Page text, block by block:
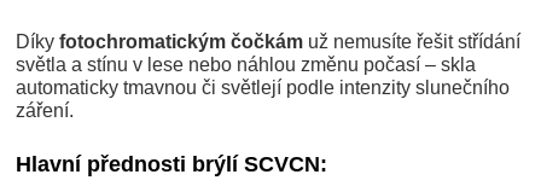
Díky fotochromatickým čočkám už nemusíte řešit střídání
světla a stínu v lese nebo náhlou změnu počasí – skla
automaticky tmavnou či světlejí podle intenzity slunečního
záření.
Hlavní přednosti brýlí SCVCN: